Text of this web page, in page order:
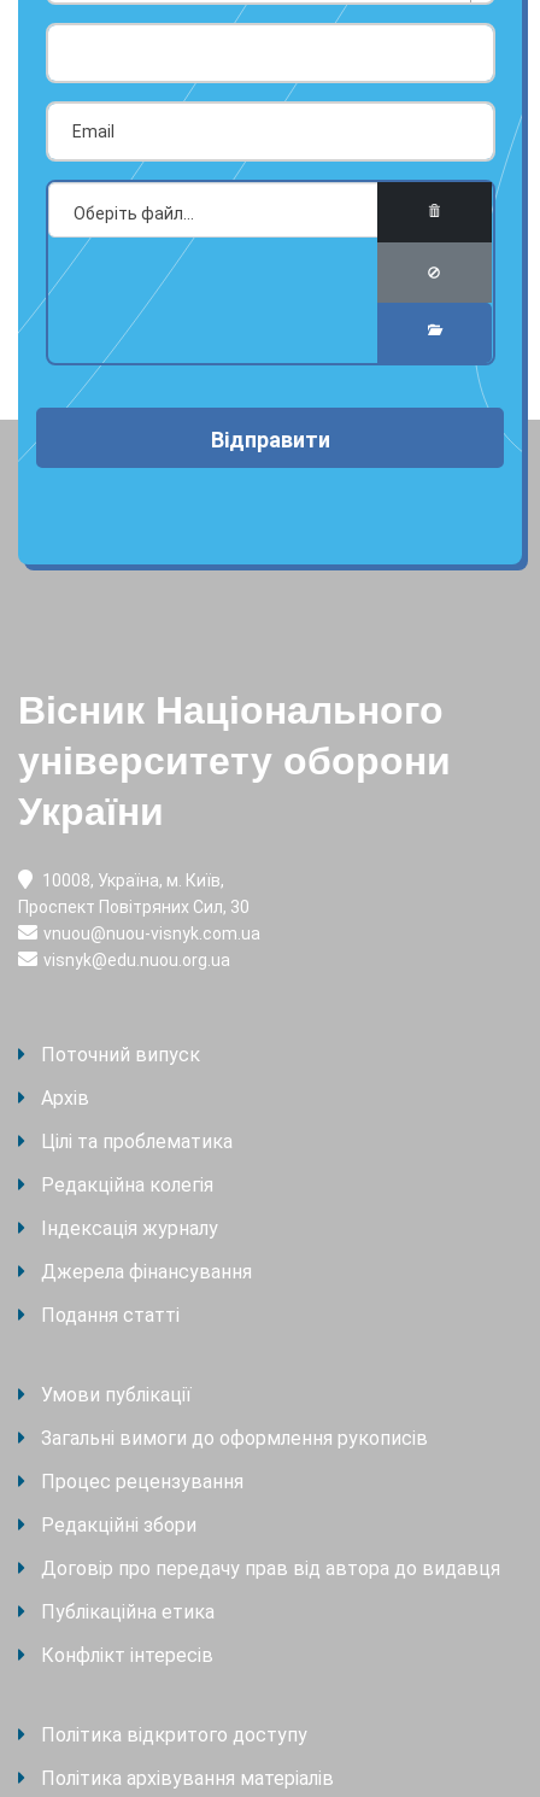
Відправити
Вісник Національного
університету оборони
України
10008, Україна, м. Київ,
Проспект Повітряних Сил, 30
vnuou@nuou-visnyk.com.ua
visnyk@edu.nuou.org.ua
Поточний випуск
Архів
Цілі та проблематика
Редакційна колегія
Індексація журналу
Джерела фінансування
Подання статті
Умови публікації
Загальні вимоги до оформлення рукописів
Процес рецензування
Редакційні збори
Договір про передачу прав від автора до видавця
Публікаційна етика
Конфлікт інтересів
Політика відкритого доступу
Політика архівування матеріалів